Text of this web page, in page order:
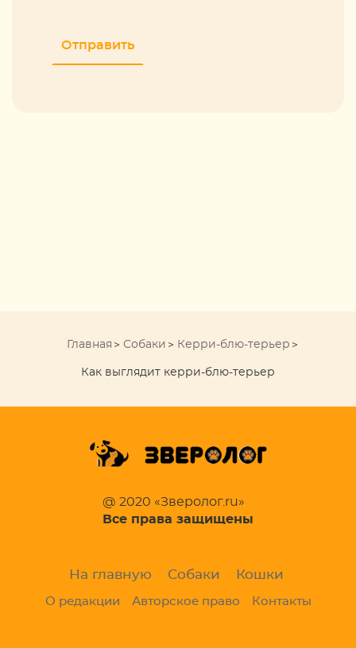
Главная Собаки Керри-блю-терьер
Как выглядит керри-блю-терьер
@ 2020 «Зверолог.ru»
Все права защищены
На главную Собаки Кошки
О редакции Авторское право Контакты